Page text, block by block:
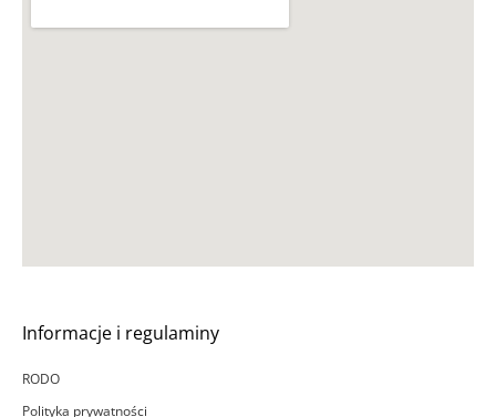
Informacje i regulaminy
RODO
Polityka prywatności